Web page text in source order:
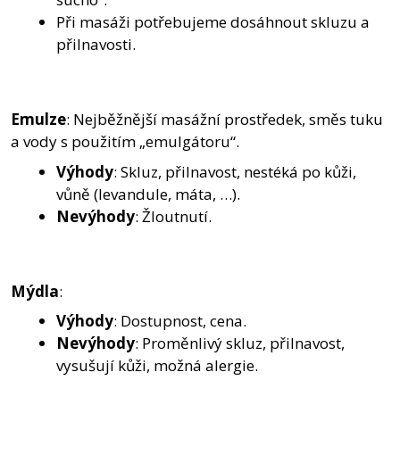
Při masáži potřebujeme dosáhnout skluzu a
přilnavosti.
Emulze: Nejběžnější masážní prostředek, směs tuku
a vody s použitím „emulgátoru“.
Výhody: Skluz, přilnavost, nestéká po kůži,
vůně (levandule, máta, …).
Nevýhody: Žloutnutí.
Mýdla:
Výhody: Dostupnost, cena.
Nevýhody: Proměnlivý skluz, přilnavost,
vysušují kůži, možná alergie.